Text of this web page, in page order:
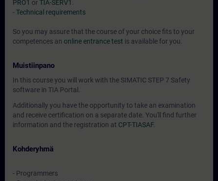
PRO1 orTIA-SERV1
-Technical requirements
So you may assure that the course of your choice fits to your
competences an online entrance test is available for you.
Muistiinpano
In this course you will work with the SIMATIC STEP 7 Safety
software in TIA Portal.
Additionally you have the opportunity to take an examination
and receive certification on a separate date. You'll find further
information and the registration at CPT-TIASAF.
Kohderyhmä
- Programmers